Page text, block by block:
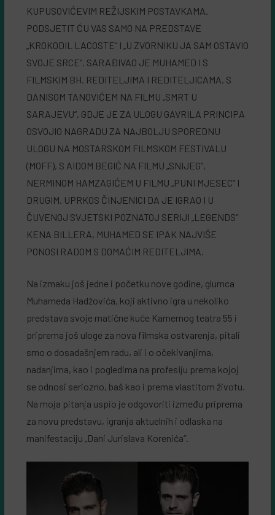
KUPUSOVIĆEVIM REŽIJSKIM POSTAVKAMA.
PODSJETIT ĆU VAS SAMO NA PREDSTAVE
„KROKODIL LACOSTE“ I „U ZVORNIKU JA SAM OSTAVIO
SVOJE SRCE“. SARAĐIVAO JE MUHAMED I S
FILMSKIM BH. REDITELJIMA I REDITELJICAMA. S
DANISOM TANOVIĆEM NA FILMU „SMRT U
SARAJEVU“, GDJE JE ZA ULOGU GAVRILA PRINCIPA
OSVOJIO NAGRADU ZA NAJBOLJU SPOREDNU
ULOGU NA MOSTARSKOM FILMSKOM FESTIVALU
(MOFF), S AIDOM BEGIĆ NA FILMU „SNIJEG“,
NERMINOM HAMZAGIĆEM U FILMU „PUNI MJESEC“ I
DRUGIM. UPRKOS ČINJENICI DA JE IGRAO I U
ČUVENOJ SVJETSKI POZNATOJ SERIJI „LEGENDS“
KENA BILLERA, MUHAMED SE IPAK NAJVIŠE
PONOSI RADOM S DOMAĆIM REDITELJIMA.
Na izmaku još jedne i početku nove godine, glumca
Muhameda Hadžovića, koji aktivno igra u nekoliko
predstava svoje matične kuće Kamernog teatra 55 i
priprema još uloge za nova filmska ostvarenja, pitali
smo o dosadašnjem radu, ali i o očekivanjima,
nadanjima, kao i pogledima na profesiju prema kojoj
se odnosi seriozno, baš kao i prema vlastitom životu.
Na moja pitanja uspio je odgovoriti između priprema
za novu predstavu, igranja aktuelnih i odlaska na
manifestaciju „Dani Jurislava Korenića“.